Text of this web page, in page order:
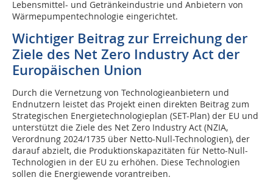
Lebensmittel- und Getränkeindustrie und Anbietern von
Wärmepumpentechnologie eingerichtet.
Wichtiger Beitrag zur Erreichung der
Ziele des Net Zero Industry Act der
Europäischen Union
Durch die Vernetzung von Technologieanbietern und
Endnutzern leistet das Projekt einen direkten Beitrag zum
Strategischen Energietechnologieplan (SET-Plan) der EU und
unterstützt die Ziele des Net Zero Industry Act (NZIA,
Verordnung 2024/1735 über Netto-Null-Technologien), der
darauf abzielt, die Produktionskapazitäten für Netto-Null-
Technologien in der EU zu erhöhen. Diese Technologien
sollen die Energiewende vorantreiben.